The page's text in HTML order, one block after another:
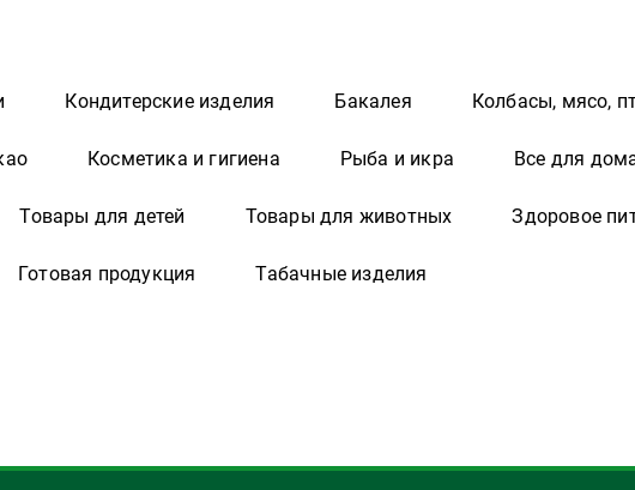
Кондитерские изделия Бакалея Колбасы, мясо,
Косметика и гигиена Рыба и икра Все для
Товары для детей Товары для животных Здоровое
Готовая продукция Табачные изделия